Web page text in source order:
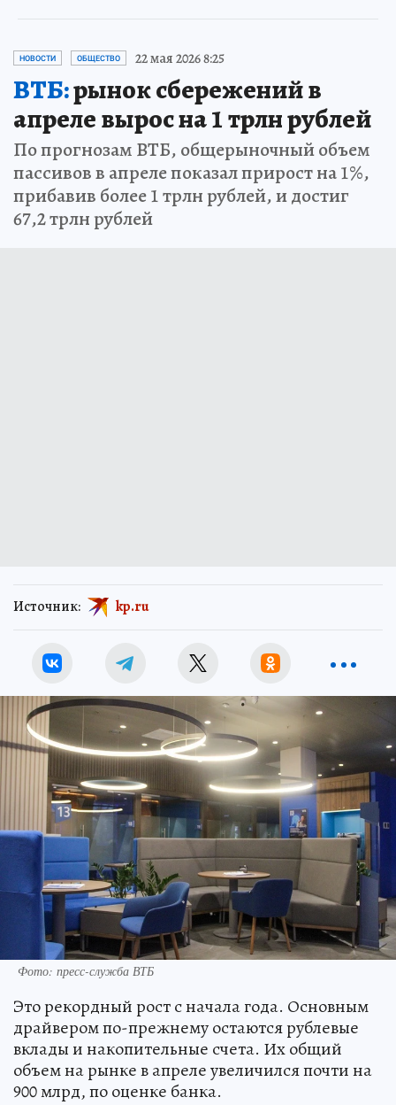
НОВОСТИ ОБЩЕСТВО 22 мая 2026 8:25
ВТБ:рынок сбережений в
апреле вырос на 1 трлн рублей
По прогнозам ВТБ, общерыночный объем
пассивов в апреле показал прирост на 1%,
прибавив более 1 трлн рублей, и достиг
67,2 трлн рублей
Источник: kp.ru
Фото: пресс-служба ВТБ
Это рекордный рост с начала года. Основным
драйвером по-прежнему остаются рублевые
вклады и накопительные счета. Их общий
объем на рынке в апреле увеличился почти на
900 млрд, по оценке банка.